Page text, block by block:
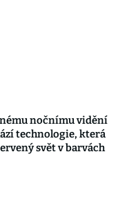
nočnímu vidění
technologie, která
svět v barvách